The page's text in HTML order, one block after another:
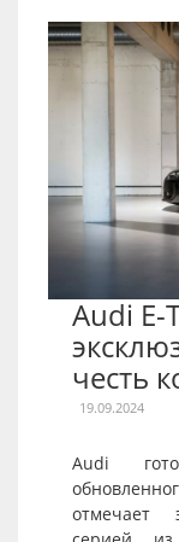
Audi E-
честь
19.09.2024
Audi
отмечает